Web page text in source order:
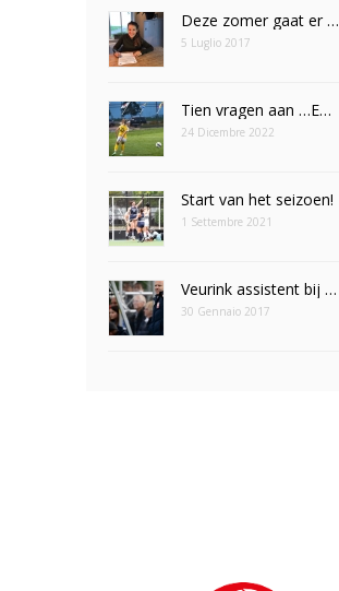
Deze zomer gaat er een droom in vervulling voor Nomi Veldt
5 Luglio 2017
Tien vragen aan …Emily Eijpe
24 Dicembre 2022
Start van het seizoen!
1 Settembre 2021
Veurink assistent bij Leeuwinnen
30 Gennaio 2017